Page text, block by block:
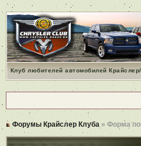
Клуб любителей автомобилей
Форумы Крайслер Клуба » Форма